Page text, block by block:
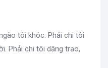
tôi khóc: Phải chi tôi
Phải chi tôi dâng trao,